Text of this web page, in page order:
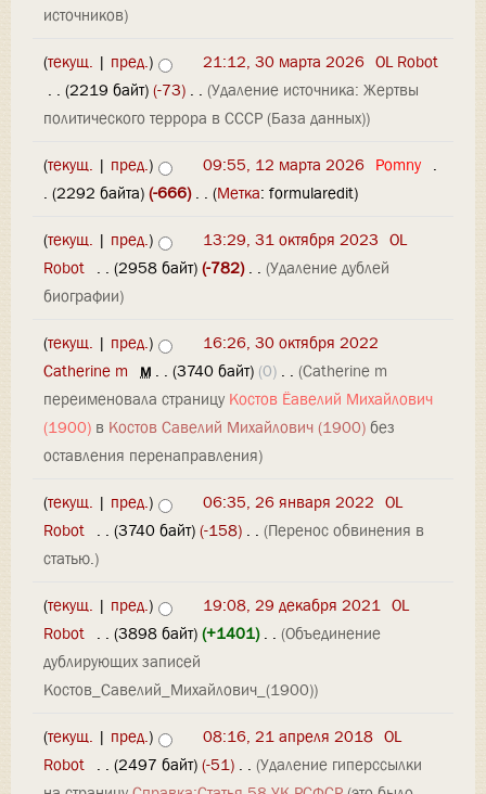
источников)
(текущ. | пред.) 21:12, 30 марта 2026 OL Robot
. . (2219 байт) (-73) . . (Удаление источника: Жертвы
политического террора в СССР (База данных))
(текущ. | пред.) 09:55, 12 марта 2026 Pomny .
. (2292 байта) (-666)‎ . . (Метка: formularedit)
(текущ. | пред.) 13:29, 31 октября 2023 OL
Robot . . (2958 байт) (-782)‎ . . (Удаление дублей
биографии)
(текущ. | пред.)
16:26, 30 октября 2022
Catherine m ‎м . . (3740 байт) (0) . . (Catherine m
переименовала страницу Костов Ёавелий Михайлович
(1900) в Костов Савелий Михайлович (1900) без
оставления перенаправления)
(текущ. | пред.) 06:35, 26 января 2022 OL
Robot . . (3740 байт) (-158) . . (Перенос обвинения в
статью.)
(текущ. | пред.) 19:08, 29 декабря 2021 OL
Robot . . (3898 байт) (+1401)‎ . . (Объединение
дублирующих записей
Костов_Савелий_Михайлович_(1900))
(текущ. | пред.) 08:16, 21 апреля 2018 OL
Robot . . (2497 байт) (-51) . . (Удаление гиперссылки